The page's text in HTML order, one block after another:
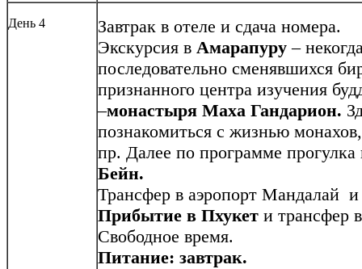
День 4
Завтрак в отеле и сдача номера.
Экскурсия в Амарапуру –
последовательно сменявшихся
признанного центра изучения
–монастыря Маха Гандарион.
познакомиться с жизнью
пр. Далее по программе
Бейн.
Трансфер в аэропорт Мандалай и
Прибытие в Пхукет и трансфер
Свободное время.
Питание: завтрак.